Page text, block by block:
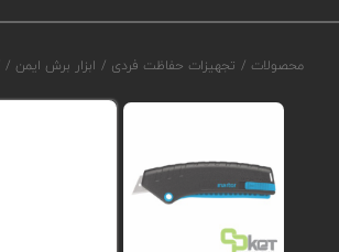
محصولات / تجهیزات حفاظت فردی / ابزار برش ایمن /